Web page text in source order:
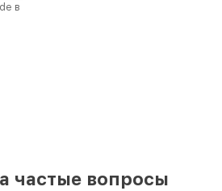
в
частые вопросы